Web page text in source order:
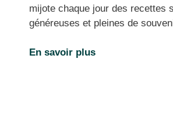
mijote chaque jour des recettes
généreuses et pleines de
En savoir plus